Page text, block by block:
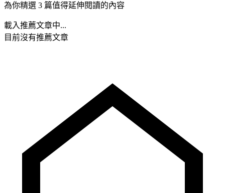
為你精選 3 篇值得延伸閱讀的內容
載入推薦文章中...
目前沒有推薦文章